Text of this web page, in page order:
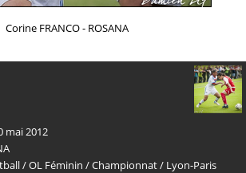
Corine FRANCO - ROSANA
mai 2012
/OL Féminin /Championnat/ Lyon-Paris